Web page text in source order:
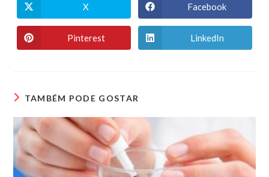
Abre
numa
nova
janela
X
Abre
numa
nova
janela
Facebook
Abre
numa
Pinterest
Abre
numa
LinkedIn
TAMBÉM PODE GOSTAR